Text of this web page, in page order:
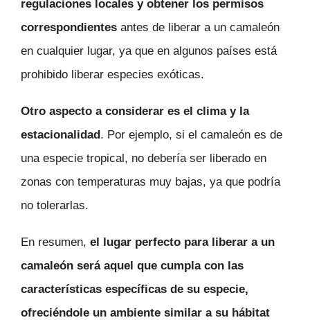
regulaciones locales y obtener los permisos
correspondientes antes de liberar a un camaleón
en cualquier lugar, ya que en algunos países está
prohibido liberar especies exóticas.
Otro aspecto a considerar es el clima y la
estacionalidad. Por ejemplo, si el camaleón es de
una especie tropical, no debería ser liberado en
zonas con temperaturas muy bajas, ya que podría
no tolerarlas.
En resumen, el lugar perfecto para liberar a un
camaleón será aquel que cumpla con las
características específicas de su especie,
ofreciéndole un ambiente similar a su hábitat